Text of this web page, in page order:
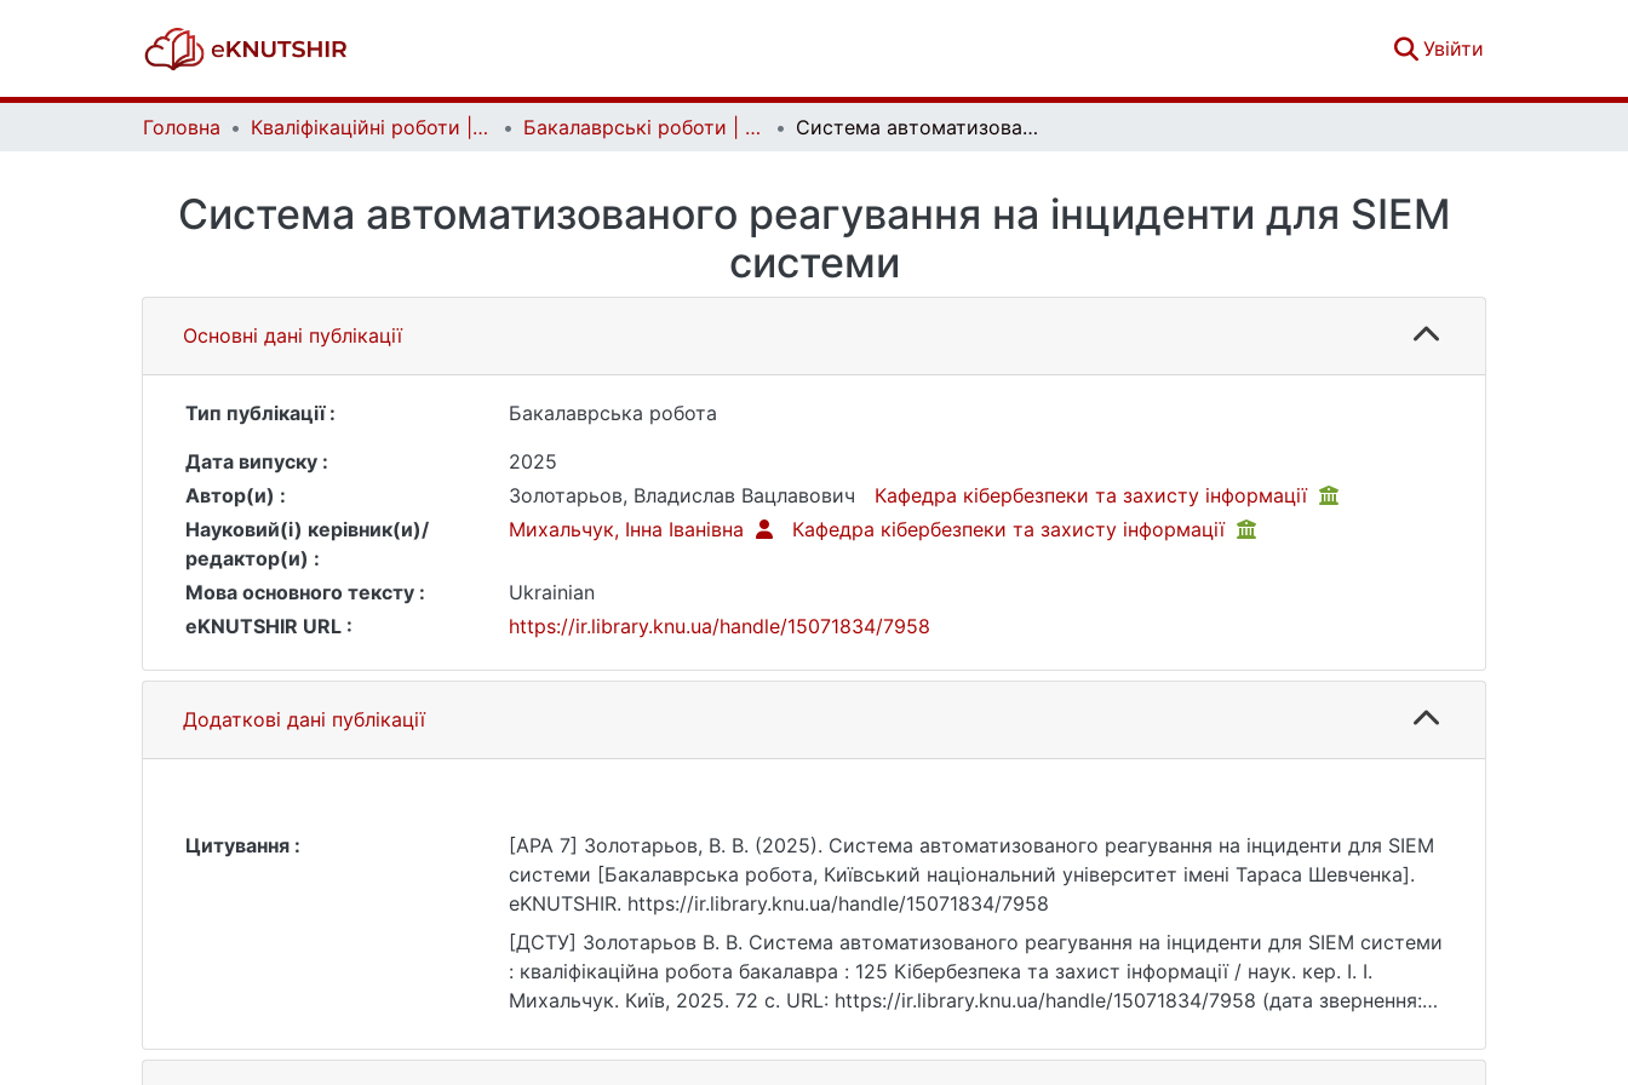
Увійти
Головна Кваліфікаційні роботи | Qualifying works Бакалаврські роботи | Bachelor theses Система автоматизованого реагування на інциденти для SIEM системи
Система автоматизованого реагування на інциденти для SIEM
системи
Основні дані публікації
Тип публікації :
Бакалаврська робота
Дата випуску :
2025
Автор(и) :
Золотарьов, Владислав Вацлавович
Кафедра кібербезпеки та захисту інформації
Науковий(і) керівник(и)/
редактор(и) :
Михальчук, Інна Іванівна Кафедра кібербезпеки та захисту інформації
Мова основного тексту :
Ukrainian
eKNUTSHIR URL :
https://ir.library.knu.ua/handle/15071834/7958
Додаткові дані публікації
Цитування :
[APA 7] Золотарьов, В. В. (2025). Система автоматизованого реагування на інциденти для SIEM
системи [Бакалаврська робота, Київський національний університет імені Тараса Шевченка].
eKNUTSHIR. https://ir.library.knu.ua/handle/15071834/7958
[ДСТУ] Золотарьов В. В. Система автоматизованого реагування на інциденти для SIEM системи
: кваліфікаційна робота бакалавра : 125 Кібербезпека та захист інформації / наук. кер. І. І.
Михальчук. Київ, 2025. 72 с. URL: https://ir.library.knu.ua/handle/15071834/7958 (дата звернення: